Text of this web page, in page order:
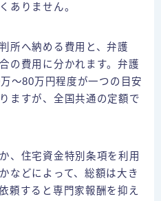
ありません。
所へ納める費用と、弁護
の費用に分かれます。弁護
～80万円程度が一つの目安
ますが、全国共通の定額で
、住宅資金特別条項を利用
などによって、総額は大き
頼すると専門家報酬を抑え